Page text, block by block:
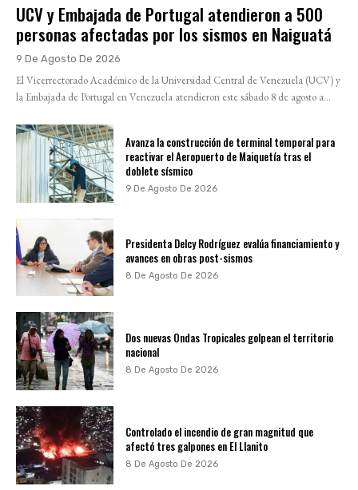
UCV y Embajada de Portugal atendieron a 500
personas afectadas por los sismos en Naiguatá
9 De Agosto De 2026
El Vicerrectorado Académico de la Universidad Central de Venezuela (UCV) y
la Embajada de Portugal en Venezuela atendieron este sábado 8 de agosto a...
Avanza la construcción de terminal temporal para
reactivar el Aeropuerto de Maiquetía tras el
doblete sísmico
9 De Agosto De 2026
Presidenta Delcy Rodríguez evalúa financiamiento y
avances en obras post-sismos
8 De Agosto De 2026
Dos nuevas Ondas Tropicales golpean el territorio
nacional
8 De Agosto De 2026
Controlado el incendio de gran magnitud que
afectó tres galpones en El Llanito
8 De Agosto De 2026